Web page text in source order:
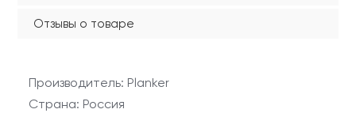
Отзывы о товаре
Производитель: Planker
Страна: Россия